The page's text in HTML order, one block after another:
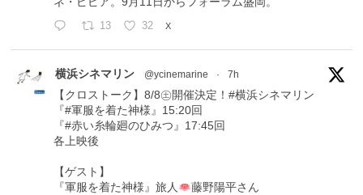
13 32 X
横浜シネマリン @ycinemarine · 7h
【クロストーク】8/8㊏開催決定！#横浜シネマリン
『#軍服を着た神様』15:20回
『#赤い糸輪廻のひみつ』17:45回
各上映後
【ゲスト】
『軍服を着た神様』旅人
藤野陽平さん